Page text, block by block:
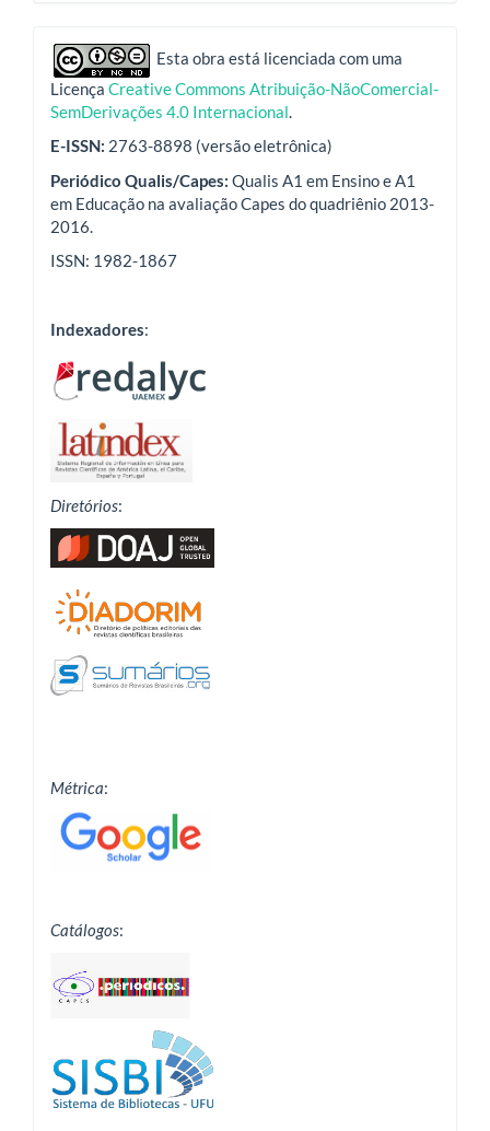
indexadoresEsta obra está licenciada com uma
Licença Creative Commons Atribuição-NãoComercial-
SemDerivações 4.0 Internacional.
E-ISSN: 2763-8898 (versão eletrônica)
Periódico Qualis/Capes: Qualis A1 em Ensino e A1
em Educação na avaliação Capes do quadriênio 2013-
2016.
ISSN: 1982-1867
Indexadores:
Diretórios:
Métrica:
Catálogos: